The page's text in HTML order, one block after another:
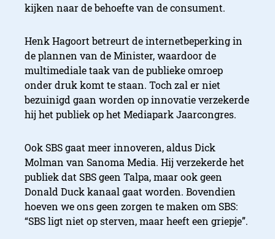
kijken naar de behoefte van de consument.
Henk Hagoort betreurt de internetbeperking in
de plannen van de Minister, waardoor de
multimediale taak van de publieke omroep
onder druk komt te staan. Toch zal er niet
bezuinigd gaan worden op innovatie verzekerde
hij het publiek op het Mediapark Jaarcongres.
Ook SBS gaat meer innoveren, aldus Dick
Molman van Sanoma Media. Hij verzekerde het
publiek dat SBS geen Talpa, maar ook geen
Donald Duck kanaal gaat worden. Bovendien
hoeven we ons geen zorgen te maken om SBS:
“SBS ligt niet op sterven, maar heeft een griepje”.